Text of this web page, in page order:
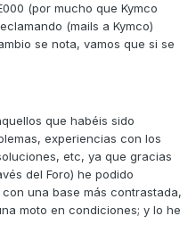
(por mucho que Kymco
(mails a Kymco)
se nota, vamos que si se
que habéis sido
experiencias con los
etc, ya que gracias
del Foro) he podido
una base más contrastada,
moto en condiciones; y lo he